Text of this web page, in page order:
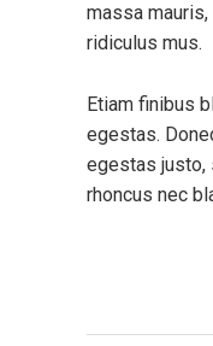
massa
ridiculus mus.
Etiam finibus
egestas.
egestas justo,
rhoncus nec